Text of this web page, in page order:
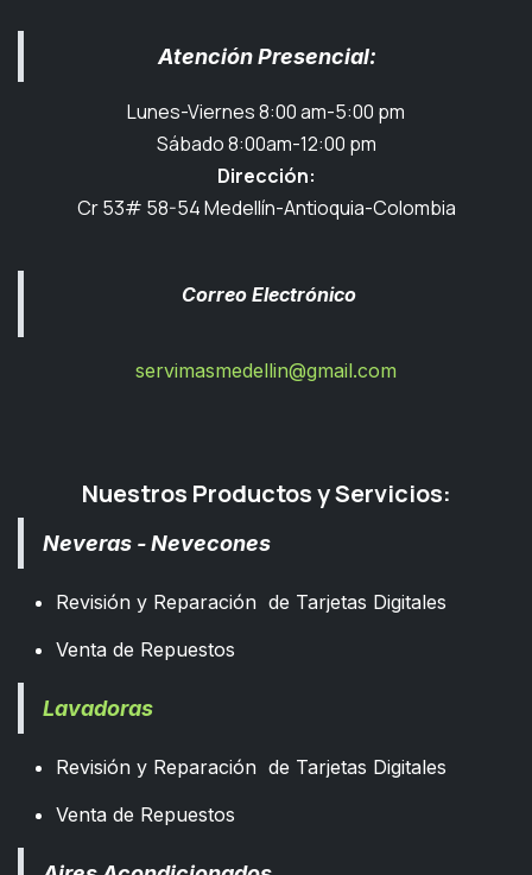
Atención Presencial:
Lunes-Viernes 8:00 am-5:00 pm
Sábado 8:00am-12:00 pm
Dirección:
Cr 53# 58-54 Medellín-Antioquia-Colombia
Correo Electrónico
servimasmedellin@gmail.com
Nuestros Productos y Servicios:
Neveras - Nevecones
Revisión y Reparación de Tarjetas Digitales
Venta de Repuestos
Lavadoras
Revisión y Reparación de Tarjetas Digitales
Venta de Repuestos